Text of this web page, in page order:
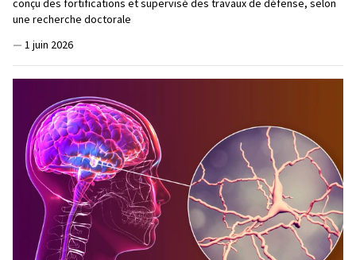
une recherche doctorale
— 1 juin 2026